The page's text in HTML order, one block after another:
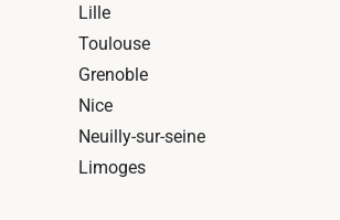
Lille
Toulouse
Grenoble
Nice
Neuilly-sur-seine
Limoges